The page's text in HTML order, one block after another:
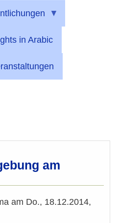
in Arabic
am
am Do., 18.12.2014,